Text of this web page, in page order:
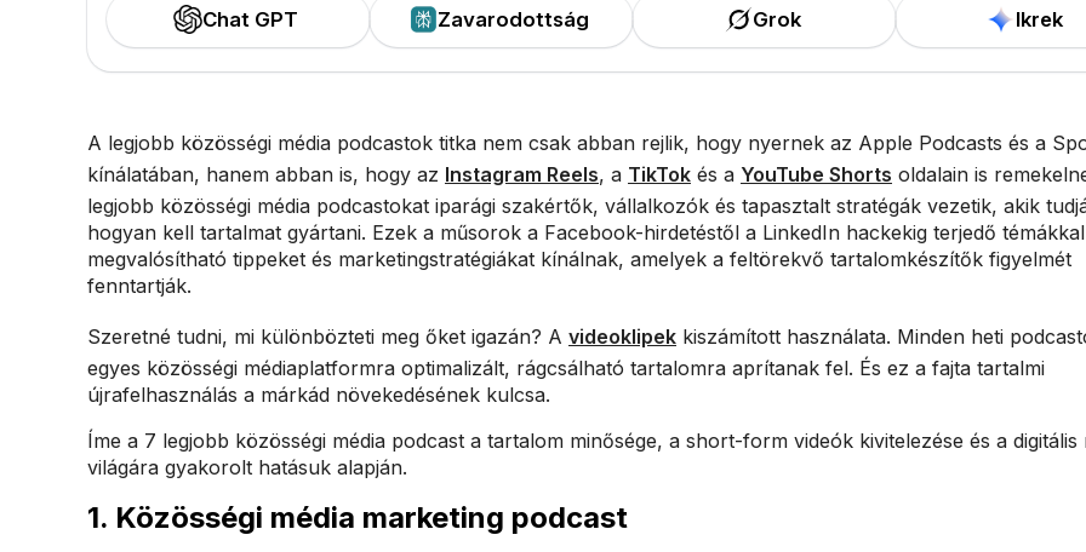
Chat GPT Zavarodottság Grok Ikrek
A legjobb közösségi média podcastok titka nem csak abban rejlik, hogy nyernek az Apple Podcasts és a
kínálatában, hanem abban is, hogy az Instagram Reels, a TikTok és a YouTube Shorts oldalain is
legjobb közösségi média podcastokat iparági szakértők, vállalkozók és tapasztalt stratégák vezetik, akik
hogyan kell tartalmat gyártani. Ezek a műsorok a Facebook-hirdetéstől a LinkedIn hackekig terjedő
megvalósítható tippeket és marketingstratégiákat kínálnak, amelyek a feltörekvő tartalomkészítők figyelmét
fenntartják.
Szeretné tudni, mi különbözteti meg őket igazán? A videoklipek kiszámított használata. Minden heti
egyes közösségi médiaplatformra optimalizált, rágcsálható tartalomra aprítanak fel. És ez a fajta tartalmi
újrafelhasználás a márkád növekedésének kulcsa.
Íme a 7 legjobb közösségi média podcast a tartalom minősége, a short-form videók kivitelezése és a digitális
világára gyakorolt hatásuk alapján.
1. Közösségi média marketing podcast